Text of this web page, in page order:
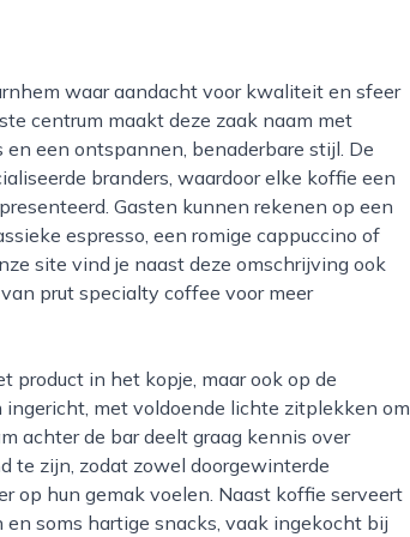
centrum maakt deze zaak naam met
een ontspannen, benaderbare stijl. De
branders, waardoor elke koffie een
Gasten kunnen rekenen op een
espresso, een romige cappuccino of
site vind je naast deze omschrijving ook
prut specialty coffee voor meer
met voldoende lichte zitplekken om
achter de bar deelt graag kennis over
te zijn, zodat zowel doorgewinterde
op hun gemak voelen. Naast koffie serveert
soms hartige snacks, vaak ingekocht bij